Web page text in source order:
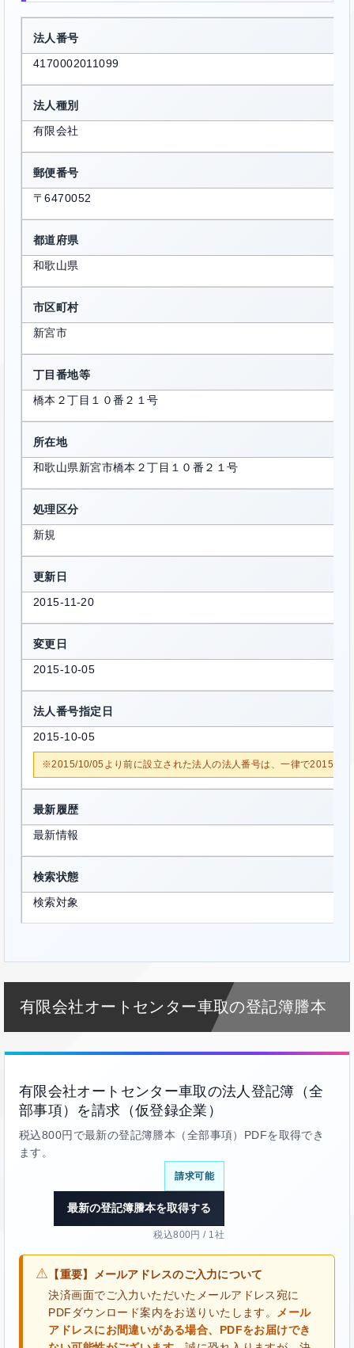
法人番号
4170002011099
法人種別
有限会社
郵便番号
〒6470052
都道府県
和歌山県
市区町村
新宮市
丁目番地等
橋本２丁目１０番２１号
所在地
和歌山県新宮市橋本２丁目１０番２１号
処理区分
新規
更新日
2015-11-20
変更日
2015-10-05
法人番号指定日
2015-10-05
※2015/10/05より前に設立された法人の法人番号は、一律で2015/10/
最新履歴
最新情報
検索状態
検索対象
有限会社オートセンター車取の登記簿謄本
有限会社オートセンター車取の法人登記簿（全
部事項）を請求（仮登録企業）
税込800円で最新の登記簿謄本（全部事項）PDFを取得でき
ます。
請求可能
最新の登記簿謄本を取得する
税込800円 / 1社
⚠ 【重要】メールアドレスのご入力について
決済画面でご入力いただいたメールアドレス宛に
PDFダウンロード案内をお送りいたします。
メール
アドレスにお間違いがある場合、PDFをお届けでき